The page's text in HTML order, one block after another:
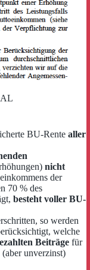
BU-Rente aller
nicht
einkommens der
70 % des
besteht voller BU-
so werden
welche
Beiträge für
unverzinst)